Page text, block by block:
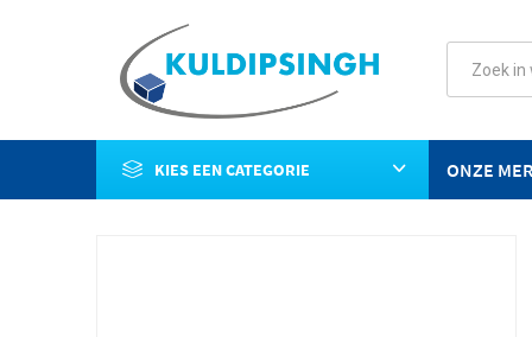
KIES EEN CATEGORIE ONZE